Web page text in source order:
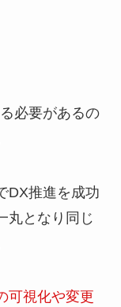
必要があるの
DX推進を成功
丸となり同じ
可視化や変更